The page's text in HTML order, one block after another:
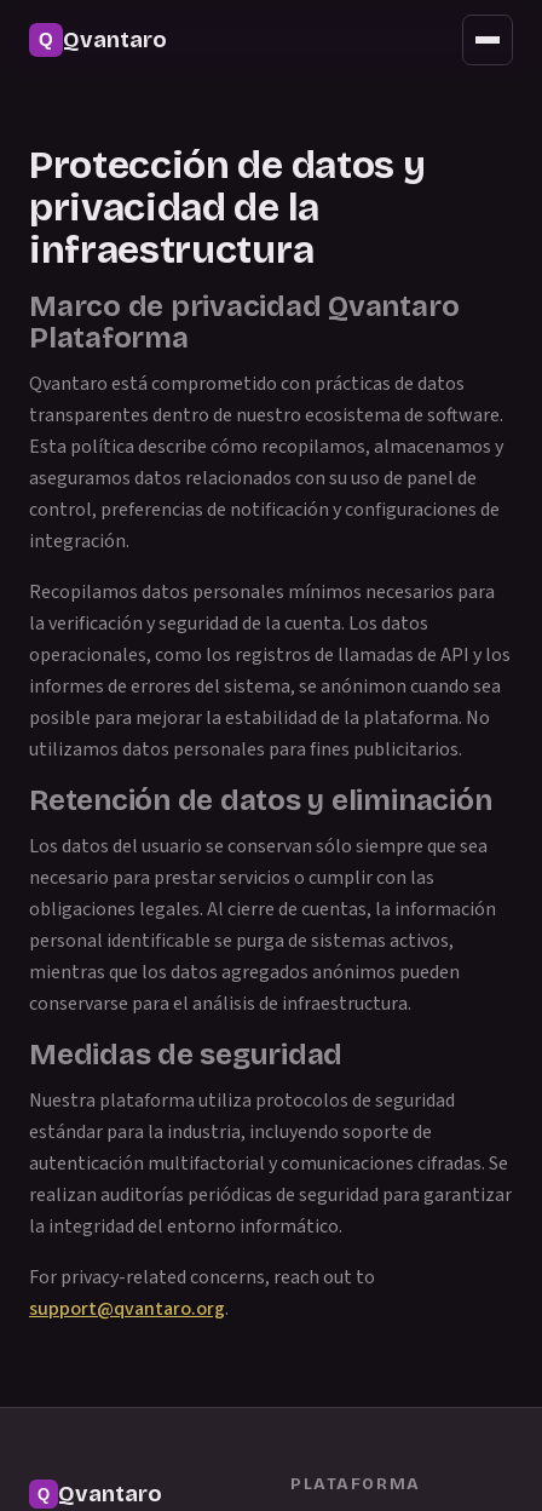
Qvantaro
Acceso móvil
Preguntas frecuentes
Protección de datos y
privacidad de la
infraestructura
Marco de privacidad Qvantaro
Plataforma
Qvantaro está comprometido con prácticas de datos
transparentes dentro de nuestro ecosistema de software.
Esta política describe cómo recopilamos, almacenamos y
aseguramos datos relacionados con su uso de panel de
control, preferencias de notificación y configuraciones de
integración.
Recopilamos datos personales mínimos necesarios para
la verificación y seguridad de la cuenta. Los datos
operacionales, como los registros de llamadas de API y los
informes de errores del sistema, se anónimon cuando sea
posible para mejorar la estabilidad de la plataforma. No
utilizamos datos personales para fines publicitarios.
Retención de datos y eliminación
Los datos del usuario se conservan sólo siempre que sea
necesario para prestar servicios o cumplir con las
obligaciones legales. Al cierre de cuentas, la información
personal identificable se purga de sistemas activos,
mientras que los datos agregados anónimos pueden
conservarse para el análisis de infraestructura.
Medidas de seguridad
Nuestra plataforma utiliza protocolos de seguridad
estándar para la industria, incluyendo soporte de
autenticación multifactorial y comunicaciones cifradas. Se
realizan auditorías periódicas de seguridad para garantizar
la integridad del entorno informático.
For privacy-related concerns, reach out to
support@qvantaro.org.
Qvantaro PLATAFORMA